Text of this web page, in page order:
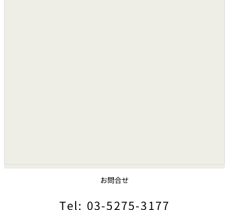
お問合せ
Tel: 03-5275-3177